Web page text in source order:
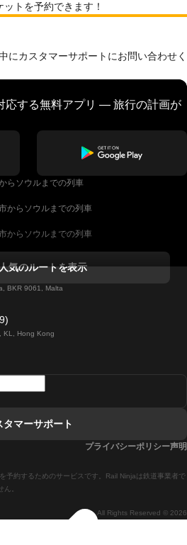
トを予約できます！
にカスタマーサポートにお問い合わせく
応する無料アプリ — 旅行の計画が
らソウルまでの列車
からソウルまでの列車
からソウルまでの列車
ゴールウェイまでの列車
らナポリまでの列車
らセビリアまでの列車
らアリカンテまでの列車
気のルートを表示
BKR 9061, Malta
KL, Hong Kong
All Rights Reserved © 2026
予約するためのサービスです。Rail Ninjaは鉄道事業者で
。
タマーサポート
プライバシーポリシー声明